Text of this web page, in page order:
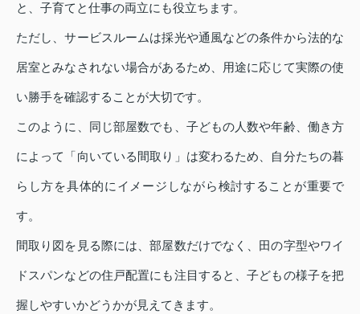
と、子育てと仕事の両立にも役立ちます。
ただし、サービスルームは採光や通風などの条件から法的な
居室とみなされない場合があるため、用途に応じて実際の使
い勝手を確認することが大切です。
このように、同じ部屋数でも、子どもの人数や年齢、働き方
によって「向いている間取り」は変わるため、自分たちの暮
らし方を具体的にイメージしながら検討することが重要で
す。
間取り図を見る際には、部屋数だけでなく、田の字型やワイ
ドスパンなどの住戸配置にも注目すると、子どもの様子を把
握しやすいかどうかが見えてきます。